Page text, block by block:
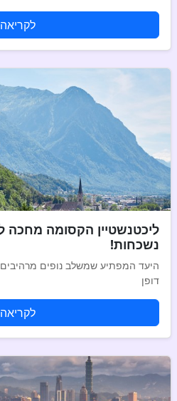
לקריאה
ליכטנשטיין הקסומה מחכה
נשכחות!
היעד המפתיע שמשלב נופים
דופן
לקריאה